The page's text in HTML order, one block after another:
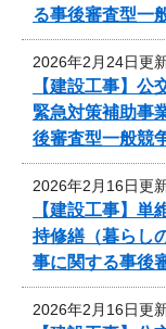
る事後審査型一
2026年2月24日更
【建設工事】
緊急対策補助事
後審査型一般競
2026年2月16日更
【建設工事】
持修繕（暮らし
事に関する事後
2026年2月16日更